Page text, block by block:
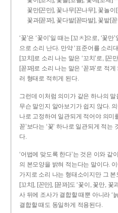
꽃만[꼰만], 꽃나무[꼰나무], 꽃놀이
꽃과[꼳꽈], 꽃다발[꼳따발], 꽃밭[꼳
‘꽃’은 ‘꽃이’일 때는 [꼬ㅊ]으로, ‘꽃만
으로 소리 난다. 만약 ‘표준어를 소리
[꼬치]로 소리 나는 말은 ‘꼬치’로, [꼰
[꼳꽈]로 소리 나는 말은 ‘꼳꽈’로 적
러 형태로 적히게 된다.
그런데 이처럼 의미가 같은 하나의 말
무슨 말인지 알아보기가 쉽지 않다.
나로 고정하여 일관되게 적어야 의미
꼳’보다는 ‘꽃’ 하나로 일관되게 적는
다.
‘어법에 맞도록 한다’는 것은 이와 같
의 본모양을 밝혀 적는다는 말이다. 이
가지로 소리 나는 형태소이지만 그 본
[꼬치], [꼰만], [꼳꽈]도 ‘꽃이, 꽃만, 꽃
사 뒤에 조사가 결합할 때뿐 아니라 ‘
결합할 때도 동일하게 적용된다.